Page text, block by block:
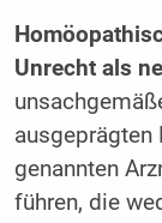
Unrecht als
ausgeprägten
genannten
führen, die